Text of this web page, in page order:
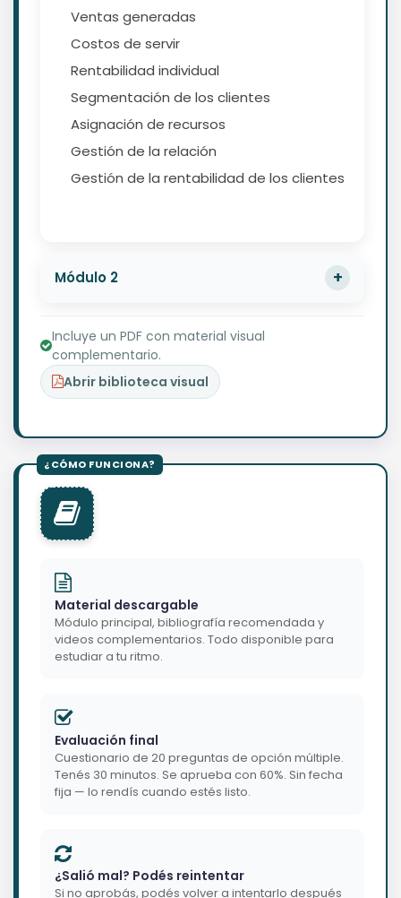
Ventas generadas
Costos de servir
Rentabilidad individual
Segmentación de los clientes
Asignación de recursos
Gestión de la relación
Gestión de la rentabilidad de los clientes
Módulo 2
Incluye un PDF con material visual
complementario.
Abrir biblioteca visual
Material descargable
Módulo principal, bibliografía recomendada y
videos complementarios. Todo disponible para
estudiar a tu ritmo.
Evaluación final
Cuestionario de 20 preguntas de opción múltiple.
Tenés 30 minutos. Se aprueba con 60%. Sin fecha
fija — lo rendís cuando estés listo.
¿Salió mal? Podés reintentar
Si no aprobás, podés volver a intentarlo después